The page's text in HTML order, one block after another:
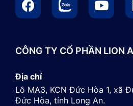
CÔNG TY CỔ PHẦN LION
Địa chỉ
Lô MA3, KCN Đức Hòa 1, xã
Đức Hòa, tỉnh Long An.